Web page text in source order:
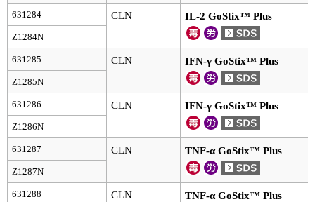
プロトコール集
ユーザーズボイス集
動画ライブラリー
Q&A
631284 CLN IL-2 GoStix™ Plus
Z1284N
631285 CLN IFN-γ GoStix™ Plus
Z1285N
631286 CLN IFN-γ GoStix™ Plus
Z1286N
631287 CLN TNF-α GoStix™ Plus
Z1287N
631288 CLN TNF-α GoStix™ Plus